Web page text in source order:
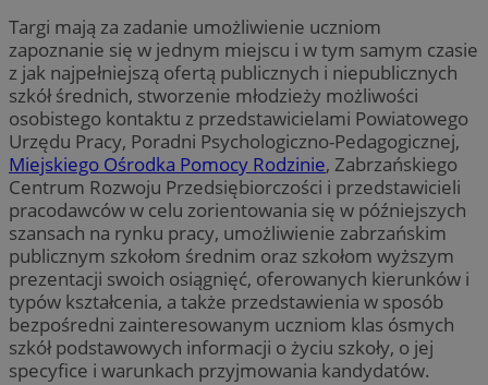
Targi mają za zadanie umożliwienie uczniom
zapoznanie się w jednym miejscu i w tym samym czasie
z jak najpełniejszą ofertą publicznych i niepublicznych
szkół średnich, stworzenie młodzieży możliwości
osobistego kontaktu z przedstawicielami Powiatowego
Urzędu Pracy, Poradni Psychologiczno-Pedagogicznej,
Miejskiego Ośrodka Pomocy Rodzinie, Zabrzańskiego
Centrum Rozwoju Przedsiębiorczości i przedstawicieli
pracodawców w celu zorientowania się w późniejszych
szansach na rynku pracy, umożliwienie zabrzańskim
publicznym szkołom średnim oraz szkołom wyższym
prezentacji swoich osiągnięć, oferowanych kierunków i
typów kształcenia, a także przedstawienia w sposób
bezpośredni zainteresowanym uczniom klas ósmych
szkół podstawowych informacji o życiu szkoły, o jej
specyfice i warunkach przyjmowania kandydatów.